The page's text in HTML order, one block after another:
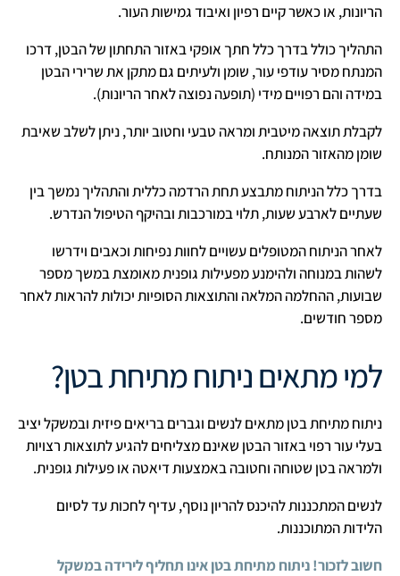
הריונות, או כאשר קיים רפיון ואיבוד גמישות העור.
התהליך כולל בדרך כלל חתך אופקי באזור התחתון של הבטן, דרכו
המנתח מסיר עודפי עור, שומן ולעיתים גם מתקן את שרירי הבטן
במידה והם רפויים מידי (תופעה נפוצה לאחר הריונות).
לקבלת תוצאה מיטבית ומראה טבעי וחטוב יותר, ניתן לשלב שאיבת
שומן מהאזור המנותח.
בדרך כלל הניתוח מתבצע תחת הרדמה כללית והתהליך נמשך בין
שעתיים לארבע שעות, תלוי במורכבות ובהיקף הטיפול הנדרש.
לאחר הניתוח המטופלים עשויים לחוות נפיחות וכאבים וידרשו
לשהות במנוחה ולהימנע מפעילות גופנית מאומצת במשך מספר
שבועות, ההחלמה המלאה והתוצאות הסופיות יכולות להראות לאחר
מספר חודשים.
למי מתאים ניתוח מתיחת בטן?
ניתוח מתיחת בטן מתאים לנשים וגברים בריאים פיזית ובמשקל יציב
בעלי עור רפוי באזור הבטן שאינם מצליחים להגיע לתוצאות רצויות
ולמראה בטן שטוחה וחטובה באמצעות דיאטה או פעילות גופנית.
לנשים המתכננות להיכנס להריון נוסף, עדיף לחכות עד לסיום
הלידות המתוכננות.
חשוב לזכור! ניתוח מתיחת בטן אינו תחליף לירידה במשקל